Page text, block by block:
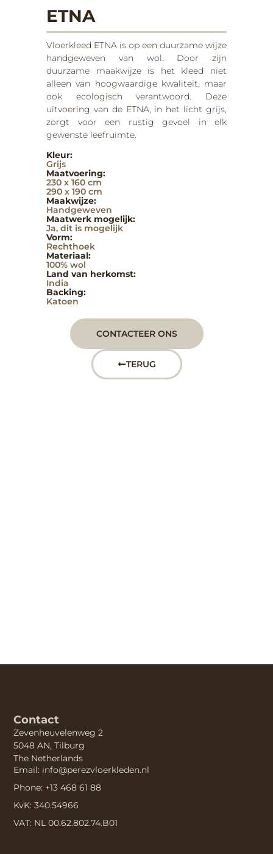
ETNA
Vloerkleed ETNA is op een duurzame wijze
handgeweven van wol. Door zijn
duurzame maakwijze is het kleed niet
alleen van hoogwaardige kwaliteit, maar
ook ecologisch verantwoord. Deze
uitvoering van de ETNA, in het licht grijs,
zorgt voor een rustig gevoel in elk
gewenste leefruimte.
Kleur:
Grijs
Maatvoering:
230 x 160 cm
290 x 190 cm
Maakwijze:
Handgeweven
Maatwerk mogelijk:
Ja, dit is mogelijk
Vorm:
Rechthoek
Materiaal:
100% wol
Land van herkomst:
India
Backing:
Katoen
CONTACTEER ONS
TERUG
Contact
Zevenheuvelenweg 2
5048 AN, Tilburg
The Netherlands
Email: info@perezvloerkleden.nl
Phone: +13 468 61 88
KvK: 340.54966
VAT: NL 00.62.802.74.B01